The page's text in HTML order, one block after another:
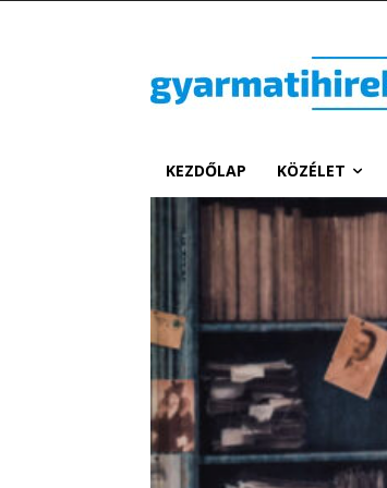
KEZDŐLAP KÖZÉLET